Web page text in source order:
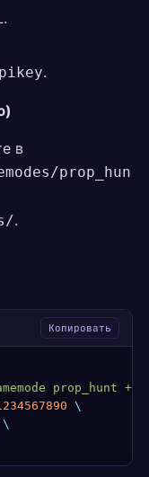
.
в
prop_hun
.
Копировать
prop_hunt
\
\